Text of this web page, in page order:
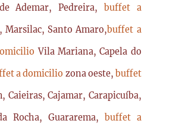
Ademar, Pedreira, buffet a
Marsilac, Santo Amaro,buffet a
Vila Mariana, Capela do
a domicilio zona oeste, buffet
Cajamar, Carapicuíba,
Rocha, Guararema, buffet a